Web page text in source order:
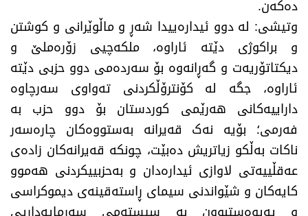
دەکەن.
​وتیشی: لە دوو ئیدارەییدا شەڕ و ماڵوێرانی و کوشتن
و براکوژی دێتە ئاراوە، ملکەچیی زۆرەملێ و
دیکتاتۆریەت و گەڕانەوە بۆ سەردەمی دوو حزبی دێتە
ئاراوە، جگە لە کۆنترۆڵکردنی تەواوی سەرچاوە
داراییەکانی هەرێمی کوردستان بۆ دوو حزب بە
فەرمی؛ بۆیە نەک قەیرانە بەستووەکان چارەسەر
ناکات بەڵکو زیاتریش دەبێت، چونکە قەیرانەکان زادەی
عەقڵییەتی لاوازی ئیدارەدان و بەحزبییکردنی هەموو
کایەکان و شێواندنی سیماى ڕاستەقینەى دیموکراسی